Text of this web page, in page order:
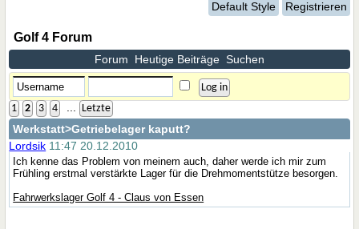
Default Style Registrieren
Golf 4 Forum
Forum Heutige Beiträge Suchen
1 2 3 4 Letzte
Werkstatt>Getriebelager kaputt?
Lordsik 11:47 20.12.2010
Ich kenne das Problem von meinem auch, daher werde ich mir zum
Frühling erstmal verstärkte Lager für die Drehmomentstütze besorgen.
Fahrwerkslager Golf 4 - Claus von Essen